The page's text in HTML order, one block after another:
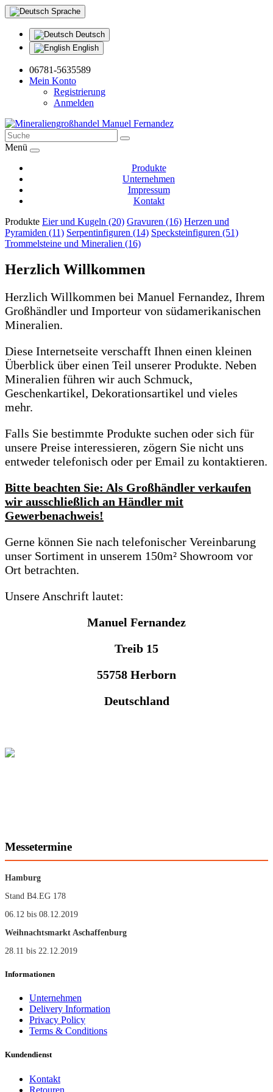
Sprache
Deutsch
English
06781-5635589
Mein Konto
Registrierung
Anmelden
Menü
Produkte
Unternehmen
Impressum
Kontakt
Produkte Eier und Kugeln (20) Gravuren (16) Herzen und
Pyramiden (11) Serpentinfiguren (14) Specksteinfiguren (51)
Trommelsteine und Mineralien (16)
Herzlich Willkommen
Herzlich Willkommen bei Manuel Fernandez, Ihrem
Großhändler und Importeur von südamerikanischen
Mineralien.
Diese Internetseite verschafft Ihnen einen kleinen
Überblick über einen Teil unserer Produkte. Neben
Mineralien führen wir auch Schmuck,
Geschenkartikel, Dekorationsartikel und vieles
mehr.
Falls Sie bestimmte Produkte suchen oder sich für
unsere Preise interessieren, zögern Sie nicht uns
entweder telefonisch oder per Email zu kontaktieren.
Bitte beachten Sie: Als Großhändler verkaufen
wir ausschließlich an Händler mit
Gewerbenachweis!
Gerne können Sie nach telefonischer Vereinbarung
unser Sortiment in unserem 150m² Showroom vor
Ort betrachten.
Unsere Anschrift lautet:
Manuel Fernandez
Treib 15
55758 Herborn
Deutschland
Messetermine
Hamburg
Stand B4.EG 178
06.12 bis 08.12.2019
Weihnachtsmarkt Aschaffenburg
28.11 bis 22.12.2019
Informationen
Unternehmen
Delivery Information
Privacy Policy
Terms & Conditions
Kundendienst
Kontakt
Retouren